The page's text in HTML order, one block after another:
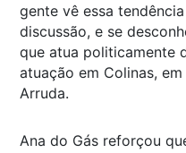
gente vê essa
discussão, e se
que atua politicamente
atuação em Colinas,
Arruda.
Ana do Gás reforçou